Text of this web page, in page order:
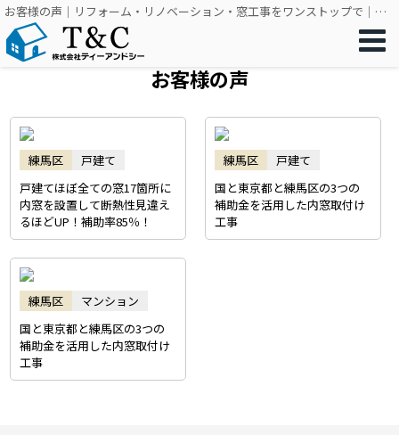
お客様の声｜リフォーム・リノベーション・窓工事をワンストップで｜株式会社ティーアンドシー
お客様の声
練馬区
戸建て
戸建てほぼ全ての窓17箇所に
内窓を設置して断熱性見違え
るほどUP！補助率85％！
練馬区
戸建て
国と東京都と練馬区の3つの
補助金を活用した内窓取付け
工事
練馬区
マンション
国と東京都と練馬区の3つの
補助金を活用した内窓取付け
工事